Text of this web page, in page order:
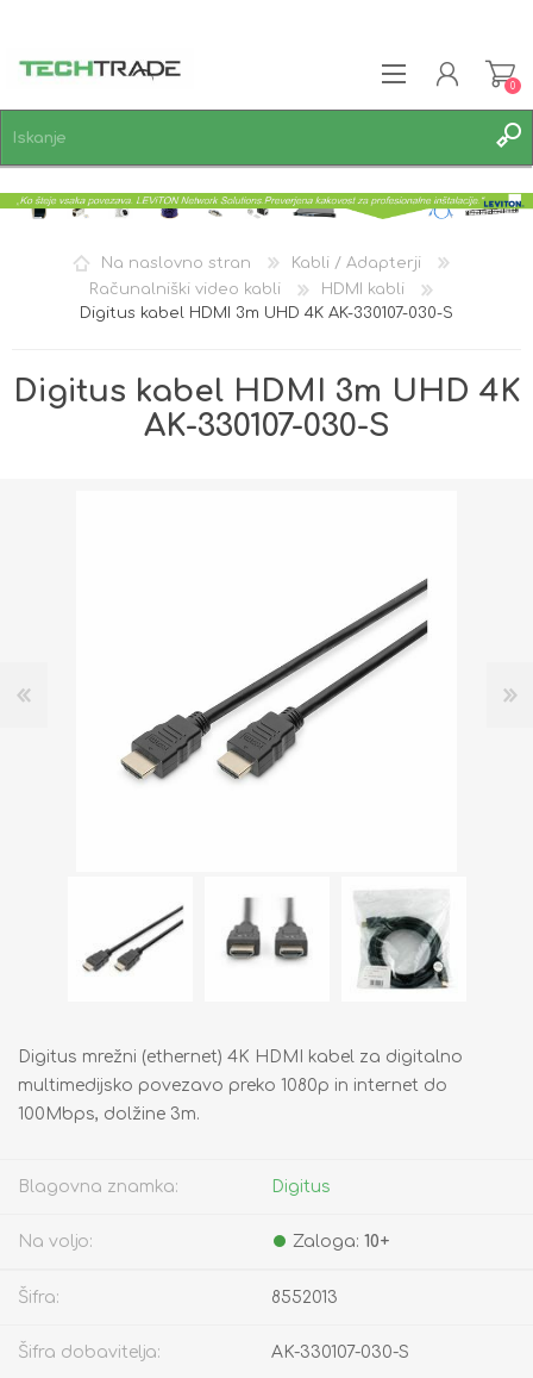
PRIJAVA
0
Na naslovno stran
Kabli / Adapterji
Računalniški video kabli
HDMI kabli
Digitus kabel HDMI 3m UHD 4K AK-330107-030-S
Digitus kabel HDMI 3m UHD 4K
AK-330107-030-S
Digitus mrežni (ethernet) 4K HDMI kabel za digitalno
multimedijsko povezavo preko 1080p in internet do
100Mbps, dolžine 3m.
Blagovna znamka: Digitus
Na voljo: Zaloga: 10+
Šifra: 8552013
Šifra dobavitelja: AK-330107-030-S